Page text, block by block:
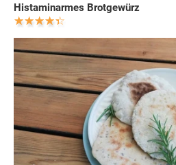
Histaminarmes Brotgewürz